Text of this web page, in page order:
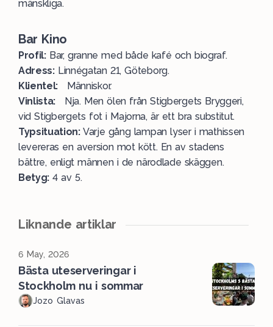
mänskliga.
Bar Kino
Profil:Bar, granne med både kafé och biograf.
Adress:Linnégatan 21, Göteborg.
Klientel: Människor.
Vinlista: Nja. Men ölen från Stigbergets Bryggeri,
vid Stigbergets fot i Majorna, är ett bra substitut.
Typsituation:Varje gång lampan lyser i mathissen
levereras en aversion mot kött. En av stadens
bättre, enligt männen i de närodlade skäggen.
Betyg: 4 av 5.
Liknande artiklar
6 May, 2026
Bästa uteserveringar i
Stockholm nu i sommar
Jozo Glavas